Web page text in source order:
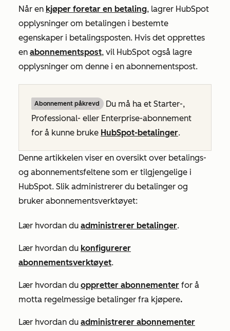
Når en kjøper foretar en betaling, lagrer HubSpot
opplysninger om betalingen i bestemte
egenskaper i betalingsposten. Hvis det opprettes
en abonnementspost, vil HubSpot også lagre
opplysninger om denne i en abonnementspost.
Abonnement påkrevd Du må ha et Starter-,
Professional- eller Enterprise-abonnement
for å kunne bruke HubSpot-betalinger.
Denne artikkelen viser en oversikt over betalings-
og abonnementsfeltene som er tilgjengelige i
HubSpot. Slik administrerer du betalinger og
bruker abonnementsverktøyet:
Lær hvordan du administrerer betalinger.
Lær hvordan du konfigurerer
abonnementsverktøyet.
Lær hvordan du oppretter abonnementer for å
motta regelmessige betalinger fra kjøpere.
Lær hvordan du administrerer abonnementer